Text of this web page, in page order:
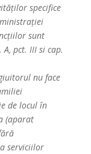
specifice
sunt
pct. III si cap.
nu face
de locul în
(aparat
serviciilor